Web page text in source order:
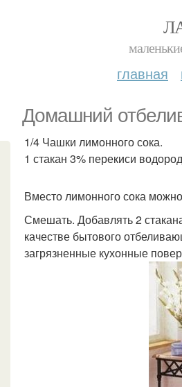
главная
Домашний
1/4 Чашки лимонного сока.
1 стакан 3% перекиси
Вместо лимонного сока
Смешать. Добавлять 2
качестве бытового
загрязненные кухонные